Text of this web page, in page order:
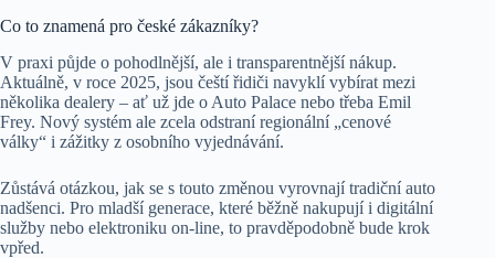
Co to znamená pro české zákazníky?
V praxi půjde o pohodlnější, ale i transparentnější nákup.
Aktuálně, v roce 2025, jsou čeští řidiči navyklí vybírat mezi
několika dealery – ať už jde o Auto Palace nebo třeba Emil
Frey. Nový systém ale zcela odstraní regionální „cenové
války“ i zážitky z osobního vyjednávání.
Zůstává otázkou, jak se s touto změnou vyrovnají tradiční auto
nadšenci. Pro mladší generace, které běžně nakupují i digitální
služby nebo elektroniku on-line, to pravděpodobně bude krok
vpřed.